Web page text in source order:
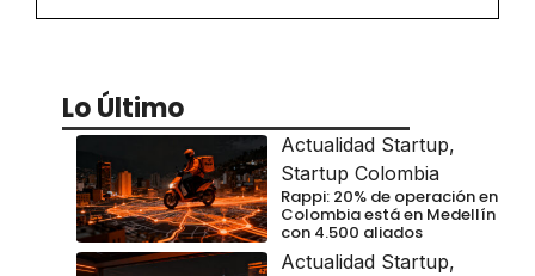
Lo Último
Actualidad Startup,
Startup Colombia
Rappi: 20% de operación en
Colombia está en Medellín
con 4.500 aliados
Actualidad Startup,